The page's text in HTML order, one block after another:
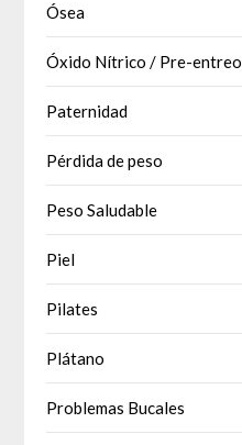
Ósea
Óxido Nítrico / Pre-entreo
Paternidad
Pérdida de peso
Peso Saludable
Piel
Pilates
Plátano
Problemas Bucales